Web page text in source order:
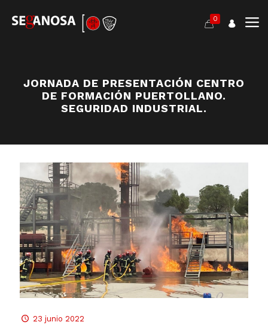
0
JORNADA DE PRESENTACIÓN CENTRO
DE FORMACIÓN PUERTOLLANO.
SEGURIDAD INDUSTRIAL.
23 junio 2022